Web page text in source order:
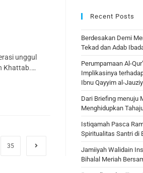
unggul
Khattab.…
35
Recent Posts
Berdesakan Demi
Tekad dan Adab
Perumpamaan Al-
Implikasinya
Ibnu Qayyim al-
Dari Briefing menuju
Menghidupkan
Istiqamah Pasca
Spiritualitas Santri di
Jamiiyah Walidain
Bihalal Meriah